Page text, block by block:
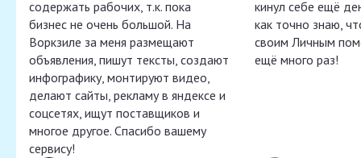
содержать рабочих, т.к. пока
бизнес не очень большой. На
Воркзиле за меня размещают
объявления, пишут тексты, создают
инфографику, монтируют видео,
делают сайты, рекламу в яндексе и
соцсетях, ищут поставщиков и
многое другое. Спасибо вашему
сервису!
кинул себе ещё
как точно знаю,
своим Личным
ещё много раз!